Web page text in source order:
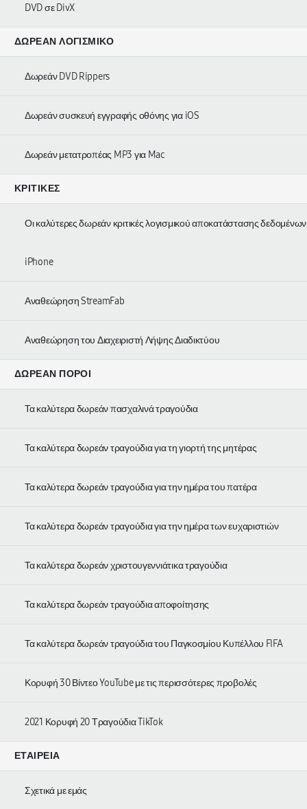
DVD σε DivX
ΔΩΡΕΆΝ ΛΟΓΙΣΜΙΚΌ
Δωρεάν DVD Rippers
Δωρεάν συσκευή εγγραφής οθόνης για iOS
Δωρεάν μετατροπέας MP3 για Mac
ΚΡΙΤΙΚΈΣ
Οι καλύτερες δωρεάν κριτικές λογισμικού αποκατάστασης δεδομένων
iPhone
Αναθεώρηση StreamFab
Αναθεώρηση του Διαχειριστή Λήψης Διαδικτύου
ΔΩΡΕΆΝ ΠΌΡΟΙ
Τα καλύτερα δωρεάν πασχαλινά τραγούδια
Τα καλύτερα δωρεάν τραγούδια για τη γιορτή της μητέρας
Τα καλύτερα δωρεάν τραγούδια για την ημέρα του πατέρα
Τα καλύτερα δωρεάν τραγούδια για την ημέρα των ευχαριστιών
Τα καλύτερα δωρεάν χριστουγεννιάτικα τραγούδια
Τα καλύτερα δωρεάν τραγούδια αποφοίτησης
Τα καλύτερα δωρεάν τραγούδια του Παγκοσμίου Κυπέλλου FIFA
Κορυφή 30 Βίντεο YouTube με τις περισσότερες προβολές
2021 Κορυφή 20 Τραγούδια TikTok
ΕΤΑΙΡΕΊΑ
Σχετικά με εμάς